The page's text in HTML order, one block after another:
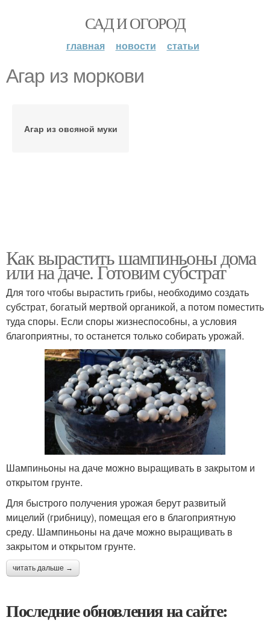
САД И ОГОРОД
главная новости статьи
Агар из моркови
Агар из овсяной муки
Как вырастить шампиньоны дома
или на даче. Готовим субстрат
Для того чтобы вырастить грибы, необходимо создать
субстрат, богатый мертвой органикой, а потом поместить
туда споры. Если споры жизнеспособны, а условия
благоприятны, то останется только собирать урожай.
Шампиньоны на даче можно выращивать в закрытом и
открытом грунте.
Для быстрого получения урожая берут развитый
мицелий (грибницу), помещая его в благоприятную
среду. Шампиньоны на даче можно выращивать в
закрытом и открытом грунте.
читать дальше →
Последние обновления на сайте: